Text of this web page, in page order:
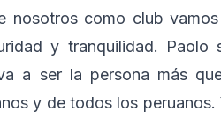
nosotros como club
y tranquilidad. Paolo
a ser la persona más
y de todos los peruanos.